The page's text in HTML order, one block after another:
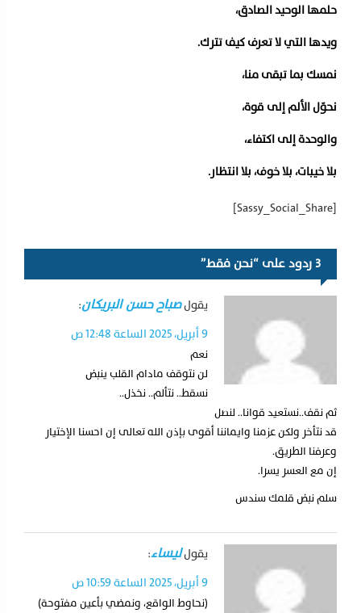
حلمها الوحيد الصادق،
ويدها التي لا تعرف كيف تترك.
نمسك بما تبقى منا،
نحوّل الألم إلى قوة،
والوحدة إلى اكتفاء،
بلا خيبات، بلا خوف، بلا انتظار.
[Sassy_Social_Share]
3 ردود على “نحن فقط”
يقولصباح حسن البريكان:
9 أبريل، 2025 الساعة 12:48 ص
نعم
لن نتوقف مادام القلب ينبض
نسقط.. نتألم.. نخذل..
ثم نقف..نستعيد قوانا.. لنصل
قد نتأخر ولكن عزمنا وايماننا أقوى بإذن الله تعالى إن احسنا الإختيار
وعرفنا الطريق.
إن مع العسر يسرا.
سلم نبض قلمك سندس
يقولليساء:
9 أبريل، 2025 الساعة 10:59 ص
(نحاوط الواقع، ونمضي بأعين مفتوحة)